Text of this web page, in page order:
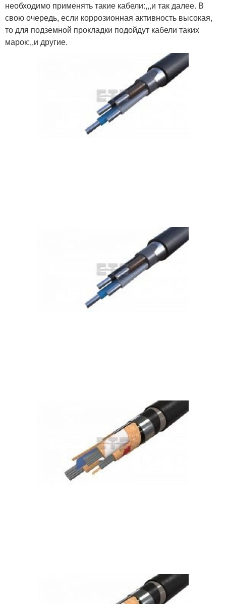
необходимо применять такие кабели:,,,и так далее. В
свою очередь, если коррозионная активность высокая,
то для подземной прокладки подойдут кабели таких
марок:,,и другие.